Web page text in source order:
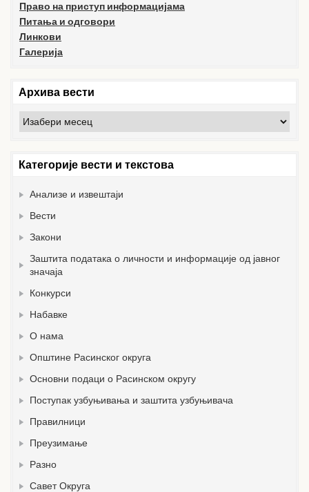
Право на приступ информацијама
Питања и одговори
Линкови
Галерија
Архива вести
Архива
вести
Категорије вести и текстова
Анализе и извештаји
Вести
Закони
Заштита података о личности и информације од јавног
значаја
Конкурси
Набавке
О нама
Општине Расинског округа
Основни подаци о Расинском округу
Поступак узбуњивања и заштита узбуњивача
Правилници
Преузимање
Разно
Савет Округа